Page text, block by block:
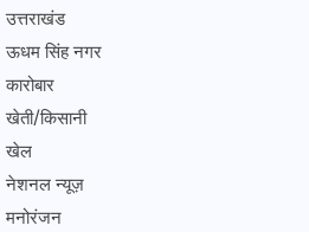
उत्तराखंड
ऊधम सिंह नगर
कारोबार
खेती/किसानी
खेल
नेशनल न्यूज़
मनोरंजन